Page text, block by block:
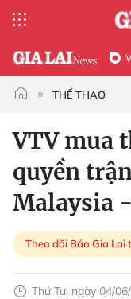
THỂ THAO
VTV mua
quyền
Malaysia
Theo dõi Báo Gia Lai
Thứ Tư, ngày 04/